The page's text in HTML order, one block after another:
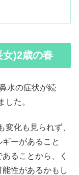
女)2歳の春
水の症状が続
した。
化も見られず、
ーがあること
ることから、く
性があるかもし